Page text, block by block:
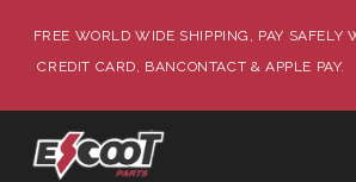
FREE WORLD WIDE SHIPPING, PAY SAFELY
CREDIT CARD, BANCONTACT & APPLE PAY.